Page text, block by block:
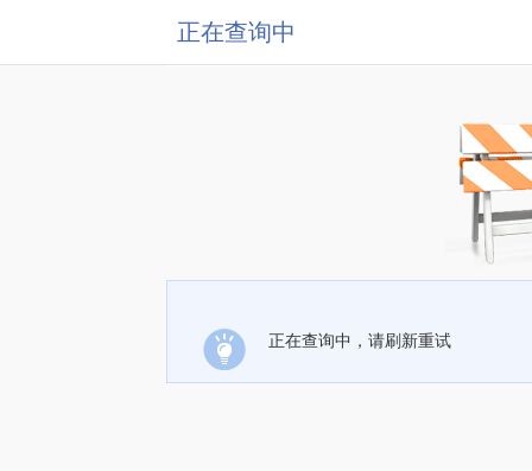
正在查询中
正在查询中，请刷新重试